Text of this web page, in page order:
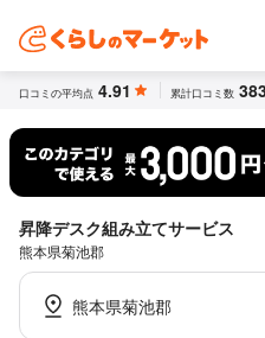
口コミの平均点 4.91 累計口コミ数
昇降デスク組み立てサービス
熊本県菊池郡
熊本県菊池郡